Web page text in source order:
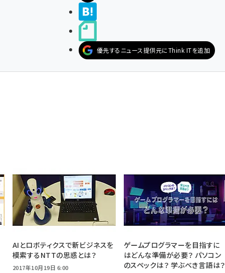
優先するニュース提供元にThink ITを追加
AIとロボティクスで新ビジネスを
模索するNTTの思惑とは？
2017年10月19日 6:00
ゲームプログラマーを目指すに
はどんな準備が必要？ パソコン
のスペックは？ 学ぶべき言語は？